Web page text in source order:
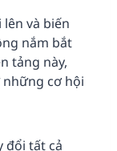
và biến
nắm bắt
tảng này,
những cơ hội
đổi tất cả